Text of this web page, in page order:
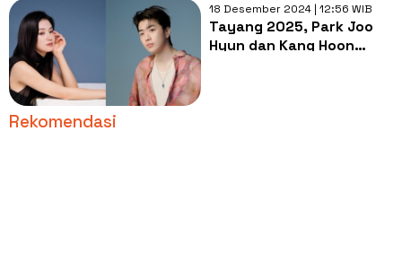
18 Desember 2024 | 12:56 WIB
Tayang 2025, Park Joo
Hyun dan Kang Hoon
Rekomendasi